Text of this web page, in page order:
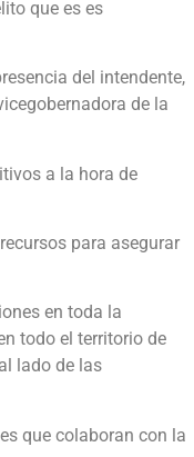
que es es
del intendente,
de la
a la hora de
para asegurar
en toda la
todo el territorio de
lado de las
que colaboran con la